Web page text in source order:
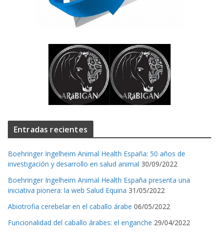
Entradas recientes
Boehringer Ingelheim Animal Health España: 50 años de
investigación y desarrollo en salud animal 30/09/2022
Boehringer Ingelheim Animal Health España presenta una
iniciativa pionera: la web Salud Equina 31/05/2022
Abiotrofia cerebelar en el caballo árabe 06/05/2022
Funcionalidad del caballo árabes: el enganche 29/04/2022